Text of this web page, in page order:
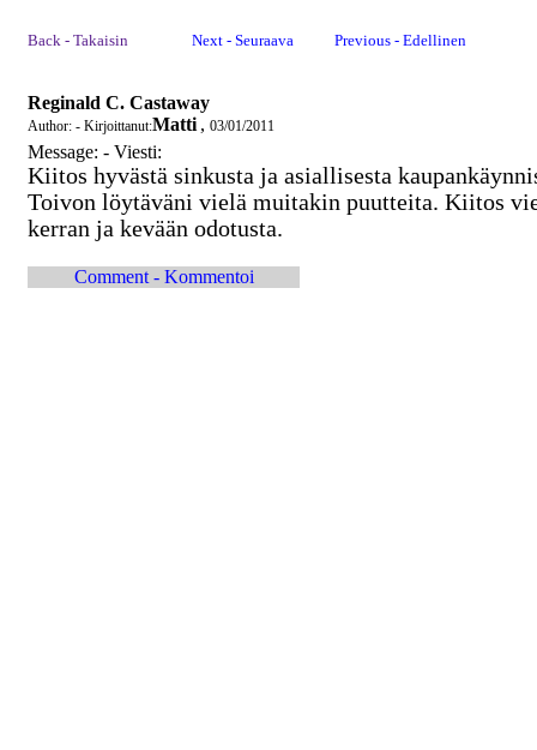
Back - Takaisin Next - Seuraava Previous - Edellinen
Reginald C. Castaway
Author: - Kirjoittanut:Matti , 03/01/2011
Message: - Viesti:
Kiitos hyvästä sinkusta ja asiallisesta
Toivon löytäväni vielä muitakin puutteita. Kiitos
kerran ja kevään odotusta.
Comment - Kommentoi